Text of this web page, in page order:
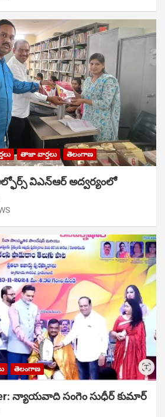
తాజా వార్తలు తెలంగాణ
విఎన్ఆర్ అద్వర్యంలో
తెలంగాణ
న్యాయవాది సంగెం సుధీర్ కుమార్